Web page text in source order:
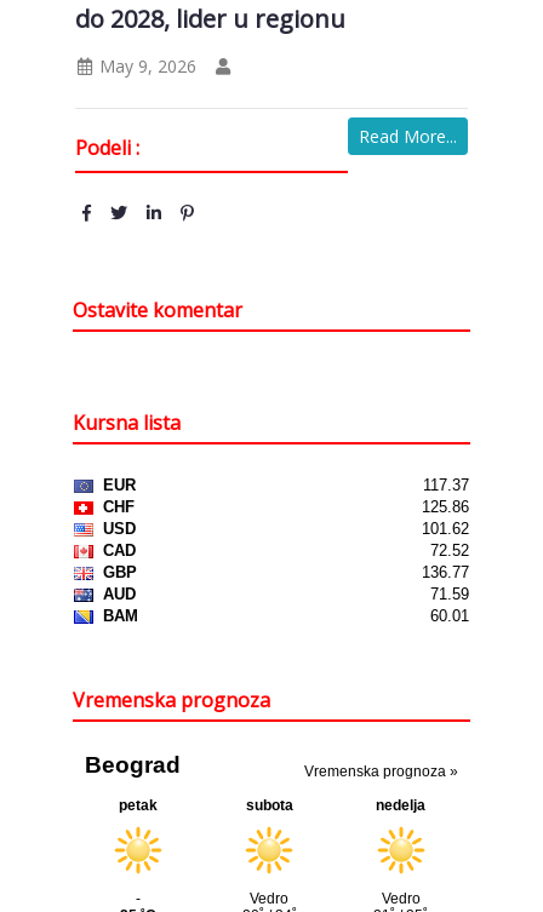
do 2028, lider u regionu
May 9, 2026
Read More...
Podeli :
Ostavite komentar
Kursna lista
Vremenska prognoza